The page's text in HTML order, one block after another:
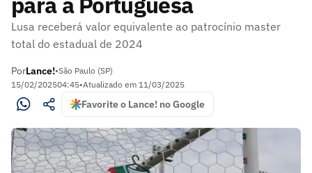
Lusa receberá valor equivalente ao patrocínio master
total do estadual de 2024
PorLance!•São Paulo (SP)
15/02/202504:45•Atualizado em 11/03/2025
Favorite o Lance! no Google